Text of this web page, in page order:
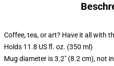
Coffee, tea, or art? Have it all with
Holds 11.8 US fl. oz. (350 ml)
Mug diameter is 3.2" (8.2 cm), not